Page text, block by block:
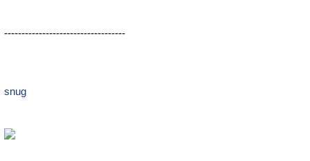
-----------------------------------
snug